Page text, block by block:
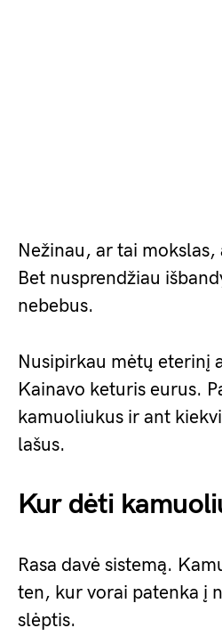
Nežinau, ar tai
Bet nusprendžiau
nebebus.
Nusipirkau mėtų eterinį
Kainavo keturis eurus.
kamuoliukus ir ant
lašus.
Kur dėti
Rasa davė sistemą.
ten, kur vorai patenka į
slėptis.